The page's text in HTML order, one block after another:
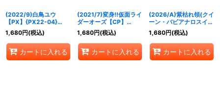
(2022/9)白鳥ユウ
【PX】{PX22-04}
《白》
1,680円(税込)
カートに入れる
(2021/7)変身!!仮面ライ
ダーオーズ【CP】
{CB17-CP03}《青》
1,680円(税込)
カートに入れる
(2026/A)紫枯れ領(クイ
ーン・バビアナロスイラ
スト/NOTFORSALE)
【C】{26RSD02-010}
《紫》
1,680円(税込)
カートに入れる